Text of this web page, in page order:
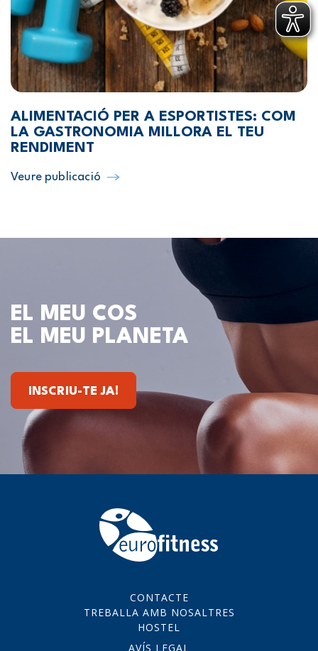
ALIMENTACIÓ PER A ESPORTISTES: COM
LA GASTRONOMIA MILLORA EL TEU
RENDIMENT
Veure publicació
EL MEU COS
EL MEU PLANETA
INSCRIU-TE JA!
CONTACTE
TREBALLA AMB NOSALTRES
HOSTEL
AVÍS LEGAL